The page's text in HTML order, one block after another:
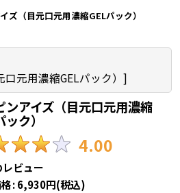
ズ（目元口元用濃縮GELパック）
元用濃縮GELパック） ]
ンアイズ（目元口元用濃縮
ク）
4.00
ビュー
:6,930円(税込)